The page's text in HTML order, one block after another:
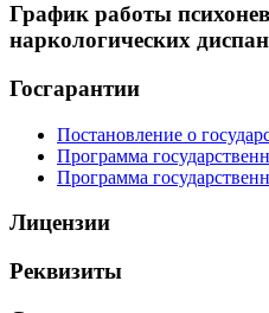
График работы
наркологических
Госгарантии
Постановление о
Программа
Программа
Лицензии
Реквизиты